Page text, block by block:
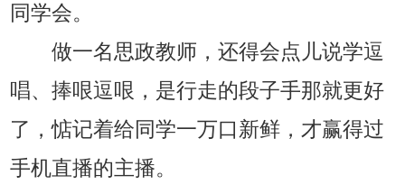
同学会。
做一名思政教师，还得会点儿说学逗
唱、捧哏逗哏，是行走的段子手那就更好
了，惦记着给同学一万口新鲜，才赢得过
手机直播的主播。